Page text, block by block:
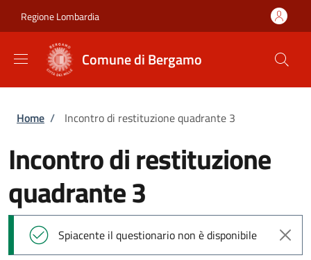
Regione Lombardia
Comune di Bergamo
Briciole di pane
Home / Incontro di restituzione quadrante 3
Incontro di restituzione
quadrante 3
Messaggio di stato
Spiacente il questionario non è disponibile